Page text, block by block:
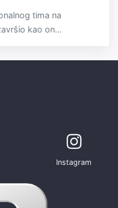
tima na
kao on...
Instagram